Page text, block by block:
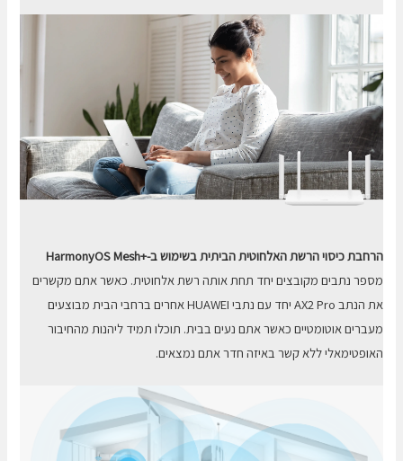
הרחבת כיסוי הרשת האלחוטית הביתית בשימוש ב-+HarmonyOS Mesh
מספר נתבים מקובצים יחד תחת אותה רשת אלחוטית. כאשר אתם מקשרים
את הנתב AX2 Pro יחד עם נתבי HUAWEI אחרים ברחבי הבית מבוצעים
מעברים אוטומטיים כאשר אתם נעים בבית. תוכלו תמיד ליהנות מהחיבור
האופטימאלי ללא קשר באיזה חדר אתם נמצאים.